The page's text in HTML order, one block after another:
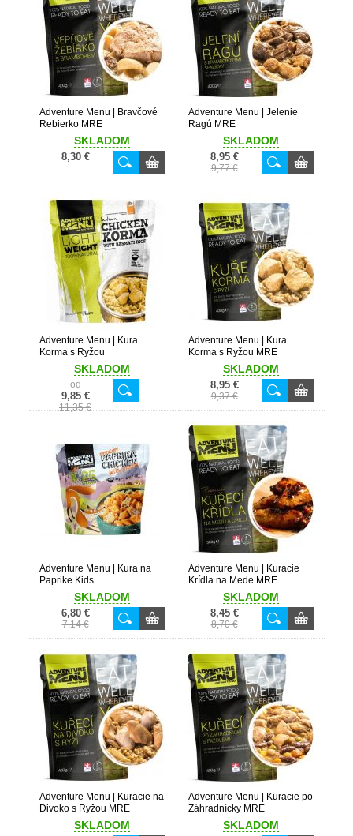
Adventure Menu | Bravčové
Rebierko MRE
SKLADOM
8,30 €
Adventure Menu | Jelenie
Ragú MRE
SKLADOM
8,95 €
9,77 €
Adventure Menu | Kura
Korma s Ryžou
SKLADOM
od
9,85 €
11,35 €
Adventure Menu | Kura
Korma s Ryžou MRE
SKLADOM
8,95 €
9,37 €
Adventure Menu | Kura na
Paprike Kids
SKLADOM
6,80 €
7,14 €
Adventure Menu | Kuracie
Krídla na Mede MRE
SKLADOM
8,45 €
8,70 €
Adventure Menu | Kuracie na
Divoko s Ryžou MRE
SKLADOM
Adventure Menu | Kuracie po
Záhradnícky MRE
SKLADOM